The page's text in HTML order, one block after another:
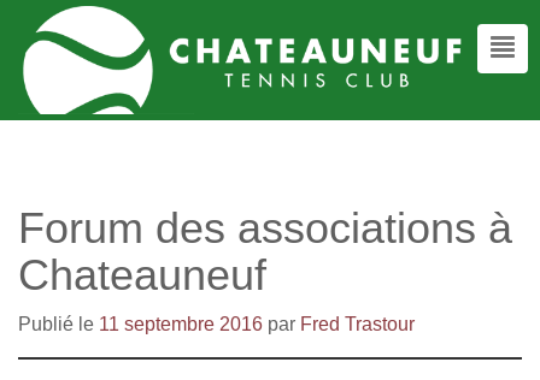
Forum des associations à
Chateauneuf
Publié le 11 septembre 2016 par Fred Trastour